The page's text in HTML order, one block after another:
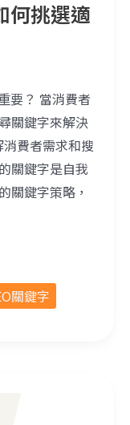
何挑選適
要？ 當消費者
關鍵字來解決
費者需求和搜
關鍵字是自我
關鍵字策略，
關鍵字